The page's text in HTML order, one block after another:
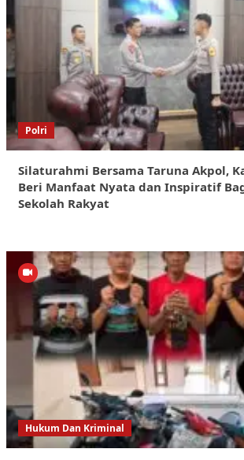
Polri
Silaturahmi Bersama Taruna Akpol,
Beri Manfaat Nyata dan Inspiratif
Sekolah Rakyat
Hukum Dan Kriminal